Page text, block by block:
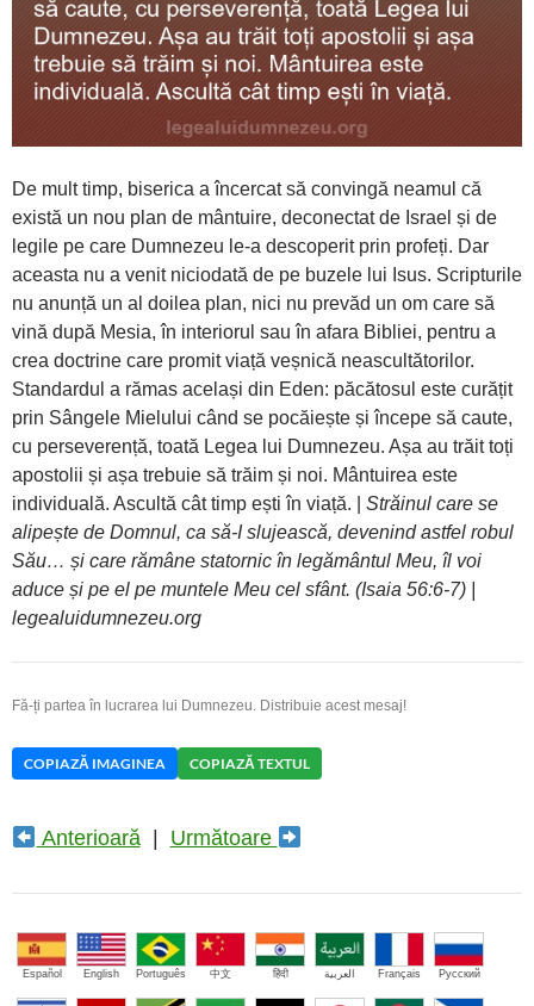
De mult timp, biserica a încercat să convingă neamul că
există un nou plan de mântuire, deconectat de Israel și de
legile pe care Dumnezeu le-a descoperit prin profeți. Dar
aceasta nu a venit niciodată de pe buzele lui Isus. Scripturile
nu anunță un al doilea plan, nici nu prevăd un om care să
vină după Mesia, în interiorul sau în afara Bibliei, pentru a
crea doctrine care promit viață veșnică neascultătorilor.
Standardul a rămas același din Eden: păcătosul este curățit
prin Sângele Mielului când se pocăiește și începe să caute,
cu perseverență, toată Legea lui Dumnezeu. Așa au trăit toți
apostolii și așa trebuie să trăim și noi. Mântuirea este
individuală. Ascultă cât timp ești în viață. | Străinul care se
alipește de Domnul, ca să-I slujească, devenind astfel robul
Său… și care rămâne statornic în legământul Meu, îl voi
aduce și pe el pe muntele Meu cel sfânt. (Isaia 56:6-7) |
legealuidumnezeu.org
Fă-ți partea în lucrarea lui Dumnezeu. Distribuie acest mesaj!
COPIAZĂ IMAGINEA COPIAZĂ TEXTUL
Anterioară| Următoare
Español English Português 中文 हिंदी العربية Français Русский